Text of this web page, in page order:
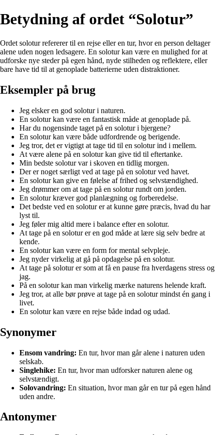
Betydning af ordet “Solotur”
Ordet solotur refererer til en rejse eller en tur, hvor en person deltager
alene uden nogen ledsagere. En solotur kan være en mulighed for at
udforske nye steder på egen hånd, nyde stilheden og reflektere, eller
bare have tid til at genoplade batterierne uden distraktioner.
Eksempler på brug
Jeg elsker en god solotur i naturen.
En solotur kan være en fantastisk måde at genoplade på.
Har du nogensinde taget på en solotur i bjergene?
En solotur kan være både udfordrende og berigende.
Jeg tror, det er vigtigt at tage tid til en solotur ind i mellem.
At være alene på en solotur kan give tid til eftertanke.
Min bedste solotur var i skoven en tidlig morgen.
Der er noget særligt ved at tage på en solotur ved havet.
En solotur kan give en følelse af frihed og selvstændighed.
Jeg drømmer om at tage på en solotur rundt om jorden.
En solotur kræver god planlægning og forberedelse.
Det bedste ved en solotur er at kunne gøre præcis, hvad du har
lyst til.
Jeg føler mig altid mere i balance efter en solotur.
At tage på en solotur er en god måde at lære sig selv bedre at
kende.
En solotur kan være en form for mental selvpleje.
Jeg nyder virkelig at gå på opdagelse på en solotur.
At tage på solotur er som at få en pause fra hverdagens stress og
jag.
På en solotur kan man virkelig mærke naturens helende kraft.
Jeg tror, at alle bør prøve at tage på en solotur mindst én gang i
livet.
En solotur kan være en rejse både indad og udad.
Synonymer
Ensom vandring: En tur, hvor man går alene i naturen uden
selskab.
Singlehike: En tur, hvor man udforsker naturen alene og
selvstændigt.
Solovandring: En situation, hvor man går en tur på egen hånd
uden andre.
Antonymer